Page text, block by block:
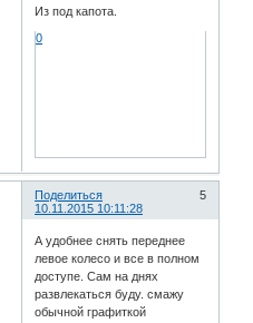
Из под капота.
0
Поделиться
5
10.11.2015 10:11:28
А удобнее снять переднее
левое колесо и все в полном
доступе. Сам на днях
развлекаться буду. смажу
обычной графиткой